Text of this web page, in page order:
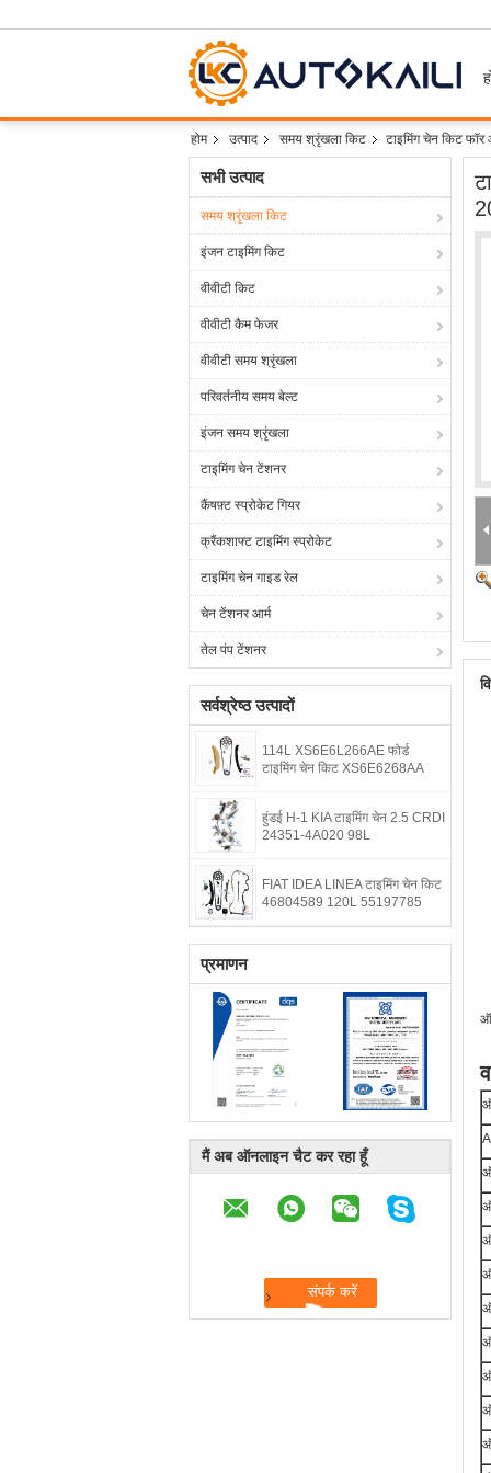
होम उत्पाद समय श्रृंखला किट टाइमिंग चेन किट
सभी उत्पाद
समय श्रृंखला किट
इंजन टाइमिंग किट
वीवीटी किट
वीवीटी कैम फेजर
वीवीटी समय श्रृंखला
परिवर्तनीय समय बेल्ट
इंजन समय श्रृंखला
टाइमिंग चेन टेंशनर
कैंषफ़्ट स्प्रोकेट गियर
क्रैंकशाफ्ट टाइमिंग स्प्रोकेट
टाइमिंग चेन गाइड रेल
चेन टेंशनर आर्म
तेल पंप टेंशनर
सर्वश्रेष्ठ उत्पादों
114L XS6E6L266AE फोर्ड
टाइमिंग चेन किट XS6E6268AA
हुंडई H-1 KIA टाइमिंग चेन 2.5 CRDI
24351-4A020 98L
FIAT IDEA LINEA टाइमिंग चेन किट
46804589 120L 55197785
प्रमाणन
मैं अब ऑनलाइन चैट कर रहा हूँ